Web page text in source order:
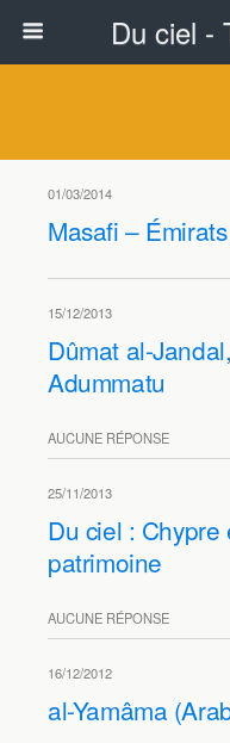
Du ciel -
01/03/2014
Masafi –
15/12/2013
Dûmat al-
Adummatu
AUCUNE RÉPONSE
25/11/2013
Du ciel : Chypre
patrimoine
AUCUNE RÉPONSE
16/12/2012
al-Yamâma